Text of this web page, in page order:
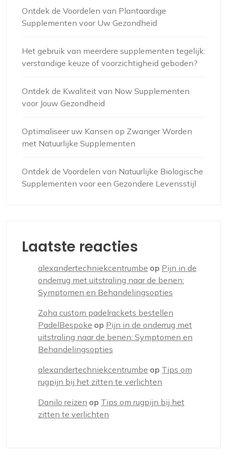
Ontdek de Voordelen van Plantaardige
Supplementen voor Uw Gezondheid
Het gebruik van meerdere supplementen tegelijk:
verstandige keuze of voorzichtigheid geboden?
Ontdek de Kwaliteit van Now Supplementen
voor Jouw Gezondheid
Optimaliseer uw Kansen op Zwanger Worden
met Natuurlijke Supplementen
Ontdek de Voordelen van Natuurlijke Biologische
Supplementen voor een Gezondere Levensstijl
Laatste reacties
alexandertechniekcentrumbe op Pijn in de
onderrug met uitstraling naar de benen:
Symptomen en Behandelingsopties
Zoha custom padelrackets bestellen
PadelBespoke op Pijn in de onderrug met
uitstraling naar de benen: Symptomen en
Behandelingsopties
alexandertechniekcentrumbe op Tips om
rugpijn bij het zitten te verlichten
Danilo reizen op Tips om rugpijn bij het
zitten te verlichten